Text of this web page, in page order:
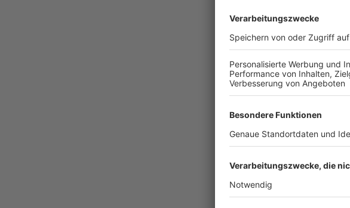
BFV-Widget generieren
Widget auf Ihre Website?
Ganz einfach mit den
Widgets.